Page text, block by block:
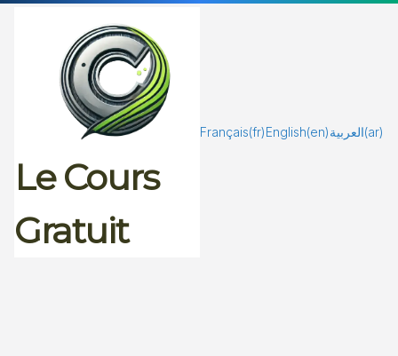
Le Cours
Gratuit
Français(fr) English(en)العربية(ar)